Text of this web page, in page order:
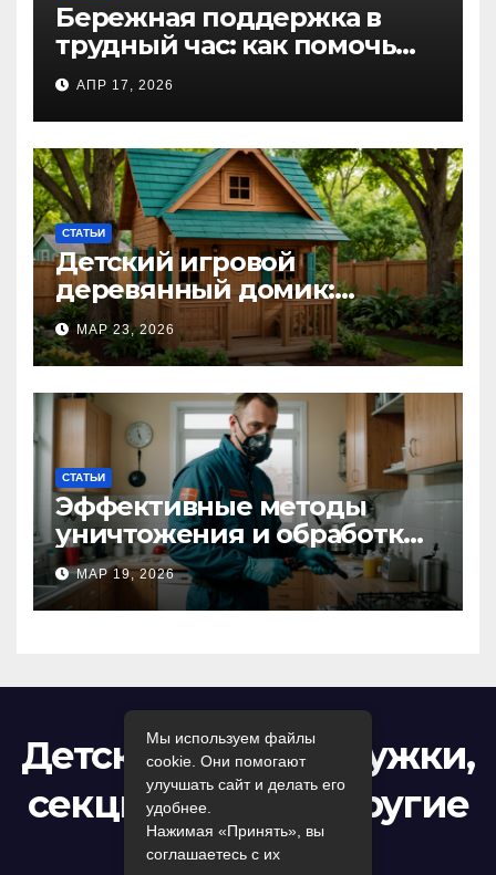
Бережная поддержка в
трудный час: как помочь
близкому справиться с
алкогольной
интоксикацией и
сохранить семью
АПР 17, 2026
СТАТЬИ
Детский игровой
деревянный домик:
волшебное пространство
для самых маленьких от
Kastum
МАР 23, 2026
СТАТЬИ
Эффективные методы
уничтожения и обработки
тараканов в Москве:
профессиональный подход
к дезинсекции квартир и
МАР 19, 2026
Детский досуг: кружки,
секции, игры и другие
развлечения
Мы используем файлы
cookie. Они помогают
улучшать сайт и делать его
удобнее.
Нажимая «Принять», вы
соглашаетесь с их